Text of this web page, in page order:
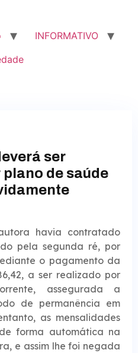
INFORMATIVO
ser
de saúde
havia contratado
pela segunda ré, por
o pagamento da
a ser realizado por
assegurada a
de permanência em
as mensalidades
forma automática na
e assim lhe foi negada